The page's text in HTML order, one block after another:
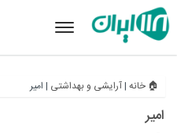
Toggle
🏠 خانه |آرایشی و بهداشتی | امیر
امیر